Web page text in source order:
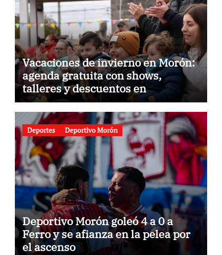
Vacaciones de invierno en Morón:
agenda gratuita con shows,
talleres y descuentos en
gastronomía
Deportes Deportivo Morón
Deportivo Morón goleó 4 a 0 a
Ferro y se afianza en la pelea por
el ascenso